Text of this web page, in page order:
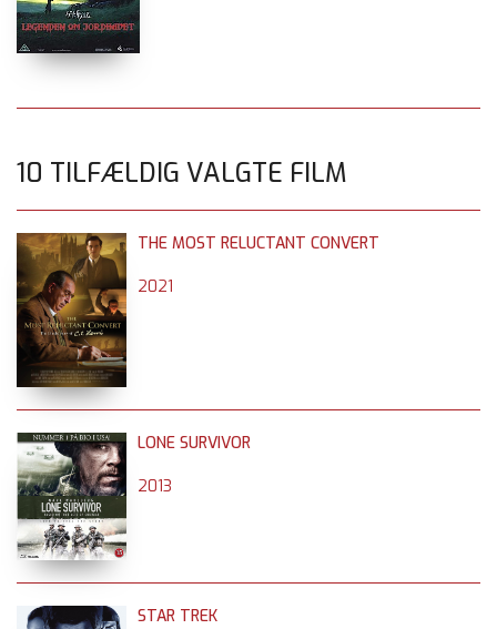
10 TILFÆLDIG VALGTE FILM
THE MOST RELUCTANT CONVERT
2021
LONE SURVIVOR
2013
STAR TREK